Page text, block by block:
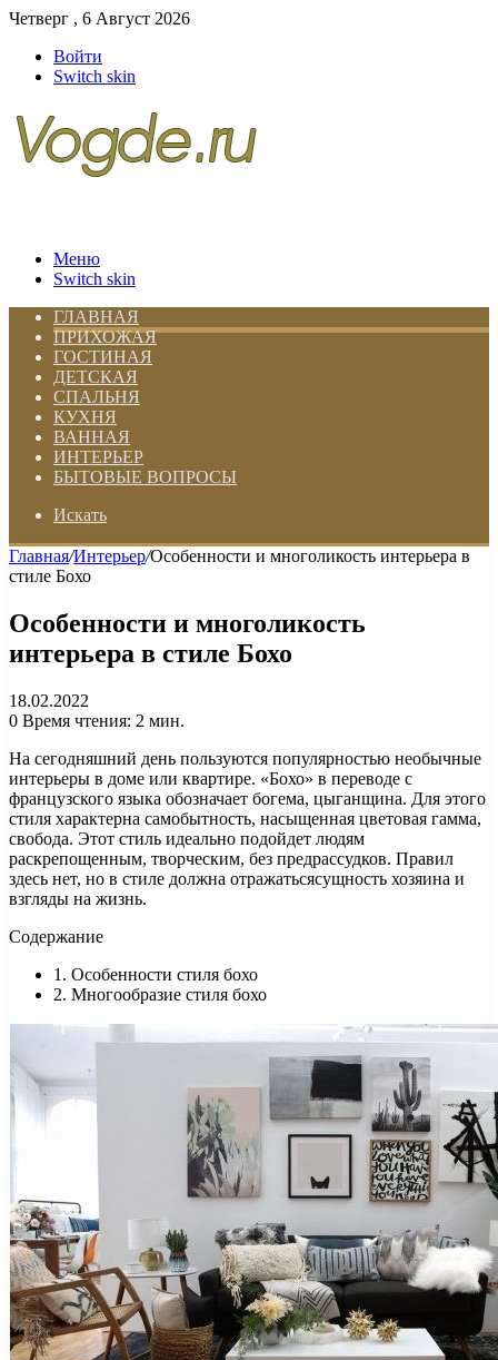
Четверг , 6 Август 2026
Войти
Switch skin
Меню
Switch skin
ГЛАВНАЯ
ПРИХОЖАЯ
ГОСТИНАЯ
ДЕТСКАЯ
СПАЛЬНЯ
КУХНЯ
ВАННАЯ
ИНТЕРЬЕР
БЫТОВЫЕ ВОПРОСЫ
Искать
Главная/Интерьер/Особенности и многоликость интерьера в
стиле Бохо
Особенности и многоликость
интерьера в стиле Бохо
18.02.2022
0 Время чтения: 2 мин.
На сегодняшний день пользуются популярностью необычные
интерьеры в доме или квартире. «Бохо» в переводе с
французского языка обозначает богема, цыганщина. Для этого
стиля характерна самобытность, насыщенная цветовая гамма,
свобода. Этот стиль идеально подойдет людям
раскрепощенным, творческим, без предрассудков. Правил
здесь нет, но в стиле должна отражатьсясущность хозяина и
взгляды на жизнь.
Содержание
1. Особенности стиля бохо
2. Многообразие стиля бохо